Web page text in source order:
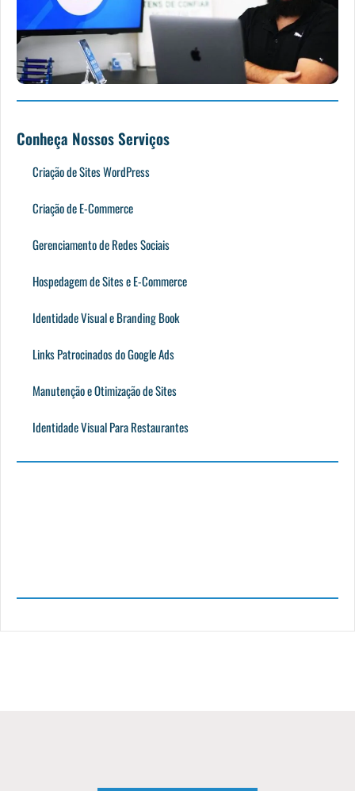
Conheça Nossos Serviços
Criação de Sites WordPress
Criação de E-Commerce
Gerenciamento de Redes Sociais
Hospedagem de Sites e E-Commerce
Identidade Visual e Branding Book
Links Patrocinados do Google Ads
Manutenção e Otimização de Sites
Identidade Visual Para Restaurantes